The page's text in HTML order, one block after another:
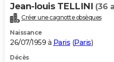
Jean-louis TELLINI (36
Créer une cagnotte obsèques
Naissance
26/07/1959 à Paris (Paris)
Décès